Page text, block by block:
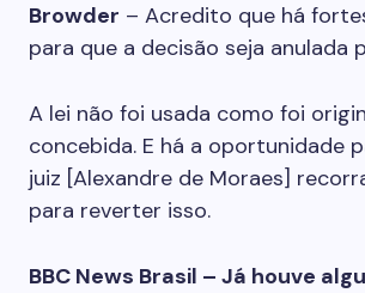
Browder – Acredito que há
para que a decisão seja anulada
A lei não foi usada como foi
concebida. E há a oportunidade
juiz [Alexandre de Moraes]
para reverter isso.
BBC News Brasil – Já houve